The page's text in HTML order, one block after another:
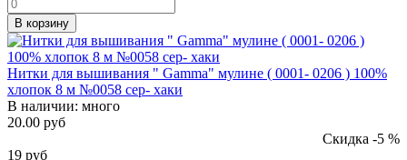
В корзину
Нитки для вышивания " Gamma" мулине ( 0001- 0206 ) 100%
хлопок 8 м №0058 сер- хаки
В наличии: много
20.00 руб
Скидка -5 %
19 руб